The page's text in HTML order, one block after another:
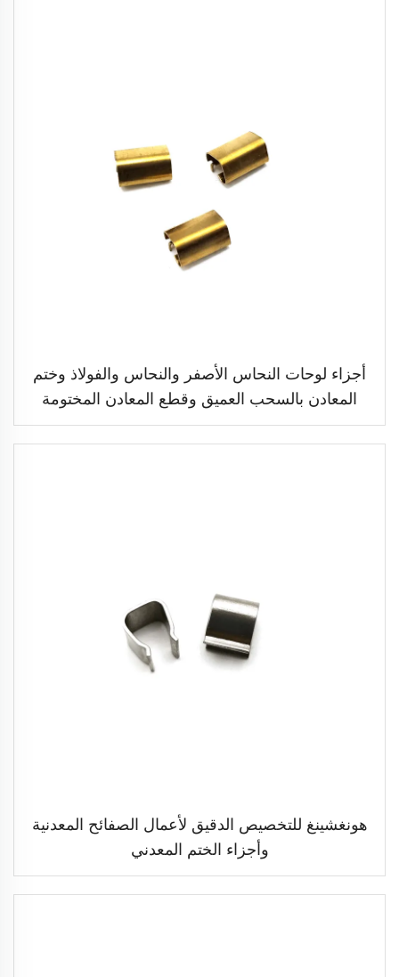
أجزاء لوحات النحاس الأصفر والنحاس والفولاذ وختم
المعادن بالسحب العميق وقطع المعادن المختومة
هونغشينغ للتخصيص الدقيق لأعمال الصفائح المعدنية
وأجزاء الختم المعدني